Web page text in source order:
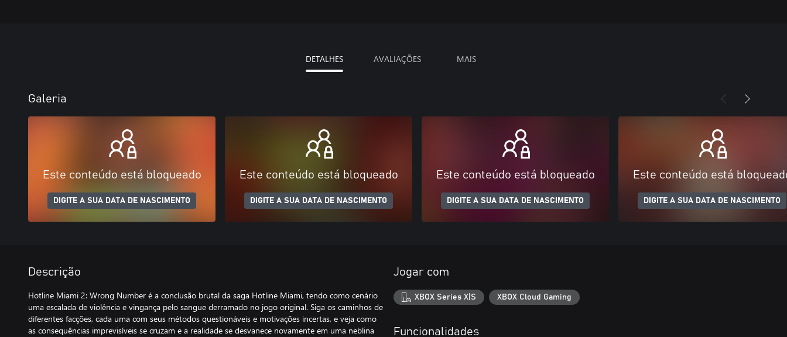
DETALHES AVALIAÇÕES MAIS
Galeria
Este conteúdo está bloqueado
DIGITE A SUA DATA DE NASCIMENTO
Este conteúdo está bloqueado
DIGITE A SUA DATA DE NASCIMENTO
Este conteúdo está bloqueado
DIGITE A SUA DATA DE NASCIMENTO
Este conteúdo está
DIGITE A SUA DATA DE NASCIMENTO
Descrição
Hotline Miami 2: Wrong Number é a conclusão brutal da saga Hotline Miami, tendo como cenário
uma escalada de violência e vingança pelo sangue derramado no jogo original. Siga os caminhos de
diferentes facções, cada uma com seus métodos questionáveis e motivações incertas, e veja como
as consequências imprevisíveis se cruzam e a realidade se desvanece novamente em uma neblina
Jogar com
XBOX Series X|S XBOX Cloud Gaming
Funcionalidades